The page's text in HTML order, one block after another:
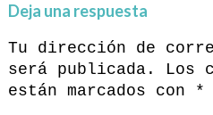
Deja una respuesta
Tu dirección de
será publicada.
Los
están marcados con
*